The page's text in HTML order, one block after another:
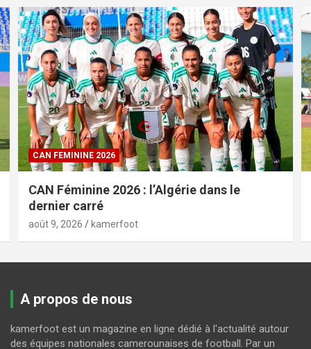
CAN FEMININE 2026
CAN Féminine 2026 : l’Algérie dans le
dernier carré
août 9, 2026 kamerfoot
A propos de nous
kamerfoot est un magazine en ligne dédié à l'actualité autour
des équipes nationales camerounaises de football. Par un